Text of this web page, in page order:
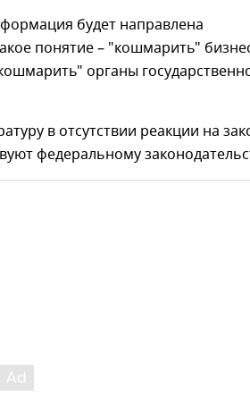
будет направлена
понятие – "кошмарить"
органы
в отсутствии реакции на
федеральному